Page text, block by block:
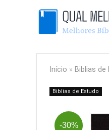
Início » Biblias de
Biblias de Estudo
-30%